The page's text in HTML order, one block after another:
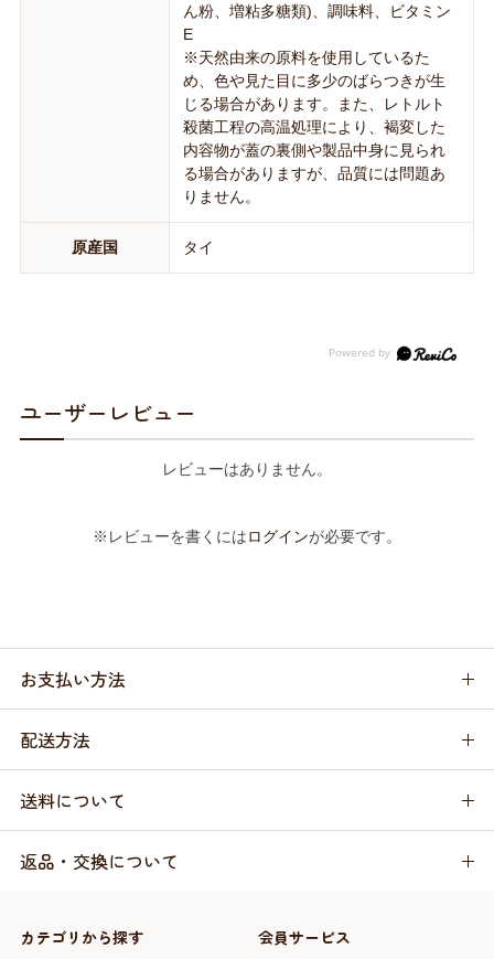
ん粉、増粘多糖類)、調味料、ビタミン
E
※天然由来の原料を使用しているた
め、色や見た目に多少のばらつきが生
じる場合があります。また、レトルト
殺菌工程の高温処理により、褐変した
内容物が蓋の裏側や製品中身に見られ
る場合がありますが、品質には問題あ
りません。
原産国 タイ
ユーザーレビュー
レビューはありません。
※レビューを書くにはログインが必要です。
お支払い方法
配送方法
送料について
返品・交換について
カテゴリから探す 会員サービス